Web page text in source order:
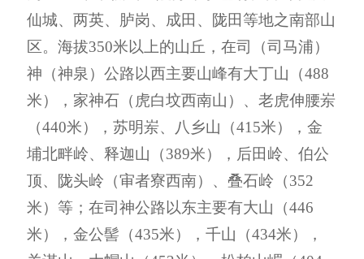
仙城、两英、胪岗、成田、陇田等地之南部山
区 。海拔350米以上的山丘，在司（司马浦）
神（神泉）公路以西主要山峰有大丁山（488
米），家神石（虎白坟西南山）、老虎伸腰岽
（440米），苏明岽、八乡山（415米），金
埔北畔岭、释迦山（389米），后田岭、伯公
顶、陇头岭（审者寮西南）、叠石岭（352
米）等 ；在司神公路以东主要有大山（446
米），金公髻（435米），千山（434米），